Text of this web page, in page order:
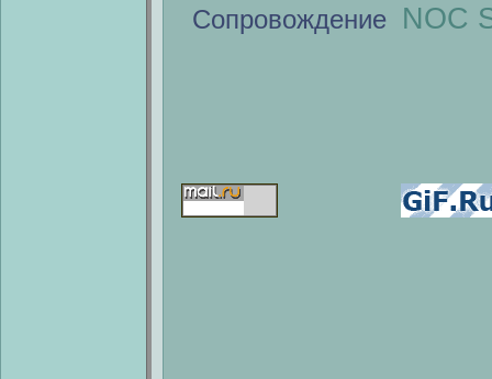
Сопровождение NOC